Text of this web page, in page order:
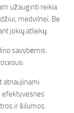
užauginti reikia
medvilnei. Be
jokių atliekų.
savybėmis.
atnaujinami
efektyvesnes
ir šilumos